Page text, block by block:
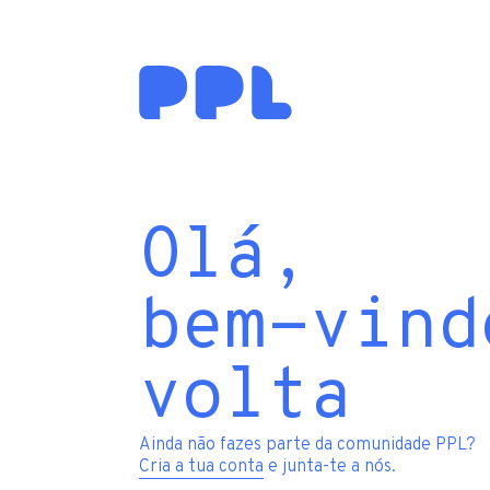
Olá,
bem-
volta
Ainda não fazes parte da comunidade PPL?
Cria a tua conta e junta-te a nós.